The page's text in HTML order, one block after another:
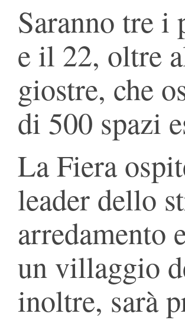
Saranno tre
e il 22, oltre
giostre, che
di 500 spazi
La Fiera
leader dello
arredamento
un villaggio
inoltre, sarà